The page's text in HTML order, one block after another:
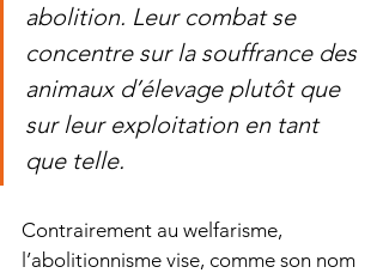
abolition. Leur combat se
concentre sur la souffrance des
animaux d’élevage plutôt que
sur leur exploitation en tant
que telle.
Contrairement au welfarisme,
l’abolitionnisme vise, comme son nom